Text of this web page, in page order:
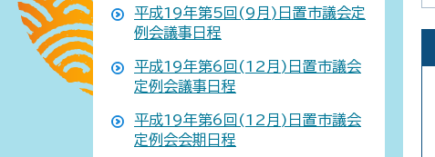
平成19年第5回(9月)日置市議会定
例会議事日程
平成19年第6回(12月)日置市議会
定例会議事日程
平成19年第6回(12月)日置市議会
定例会会期日程